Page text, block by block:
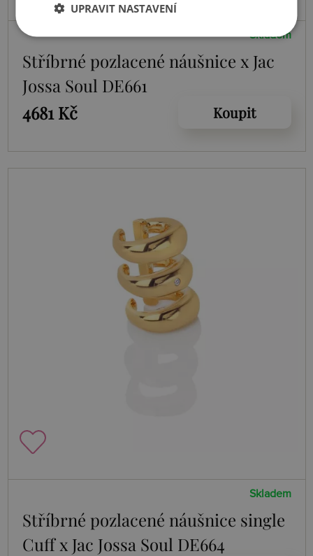
Skladem
Stříbrné pozlacené náušnice x Jac
Jossa Soul DE661
4681 Kč
Koupit
Skladem
Stříbrné pozlacené náušnice single
Cuff x Jac Jossa Soul DE664
UPRAVIT NASTAVENÍ